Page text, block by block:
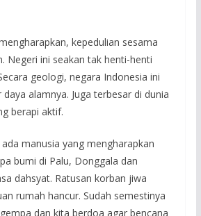
kepedulian sesama
Negeri ini seakan tak henti-henti
geologi, negara Indonesia ini
alamnya. Juga terbesar di dunia
berapi aktif.
manusia yang mengharapkan
bumi di Palu, Donggala dan
dahsyat. Ratusan korban jiwa
rumah hancur. Sudah semestinya
dan kita berdoa agar bencana